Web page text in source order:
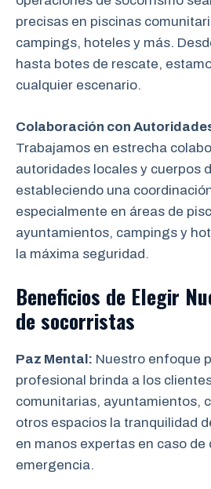
precisas en piscinas
campings, hoteles y más.
hasta botes de rescate,
cualquier escenario.
Colaboración con
Trabajamos en estrecha
autoridades locales y cuerpos
estableciendo una
especialmente en áreas de
ayuntamientos, campings y
la máxima seguridad.
Beneficios de Elegir
de socorristas
Paz Mental: Nuestro enfoque
profesional brinda a los
comunitarias, ayuntamientos,
otros espacios la tranquilidad
en manos expertas en caso de
emergencia.